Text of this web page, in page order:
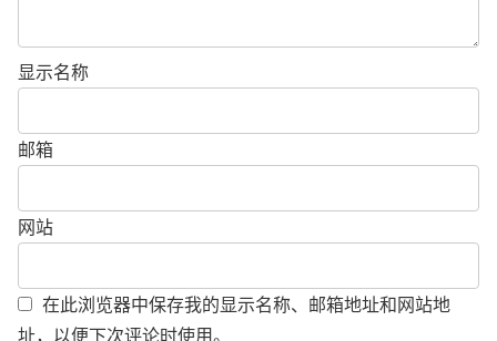
显示名称
邮箱
网站
在此浏览器中保存我的显示名称、邮箱地址和网站地
址，以便下次评论时使用。